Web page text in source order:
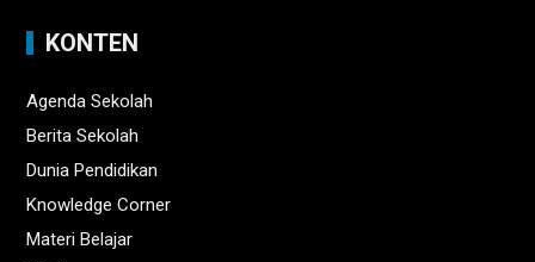
KONTEN
Agenda Sekolah
Berita Sekolah
Dunia Pendidikan
Knowledge Corner
Materi Belajar